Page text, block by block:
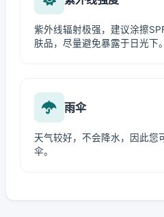
紫外线辐射极强，建议涂擦
肤品，尽量避免暴露于日光下。
雨伞
天气较好，不会降水，因此您
伞。